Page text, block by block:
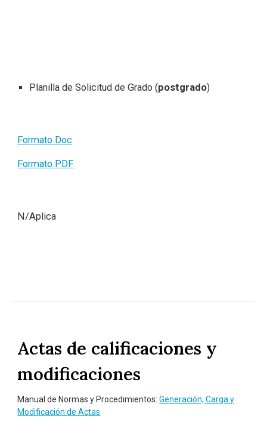
Planilla de Solicitud de Grado (postgrado)
Formato.Doc
Formato.PDF
N/Aplica
Actas de calificaciones y
modificaciones
Manual de Normas y Procedimientos:Generación, Carga y
Modificación de Actas